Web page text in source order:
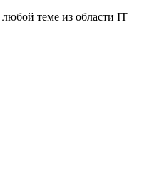
теме из области IT